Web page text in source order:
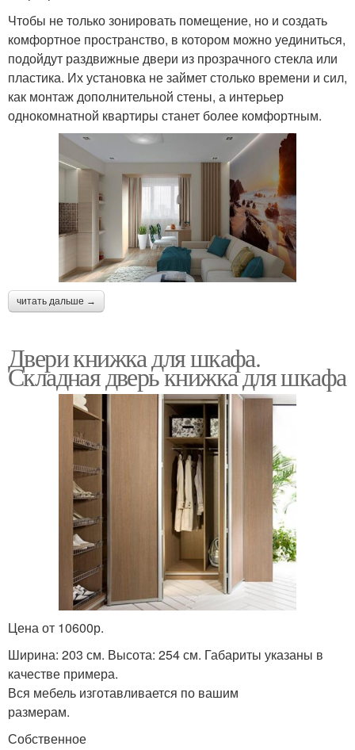
Чтобы не только зонировать помещение, но и создать
комфортное пространство, в котором можно уединиться,
подойдут раздвижные двери из прозрачного стекла или
пластика. Их установка не займет столько времени и сил,
как монтаж дополнительной стены, а интерьер
однокомнатной квартиры станет более комфортным.
читать дальше →
Двери книжка для шкафа.
Складная дверь книжка для шкафа
Цена от 10600р.
Ширина: 203 см. Высота: 254 см. Габариты указаны в
качестве примера.
Вся мебель изготавливается по вашим
размерам.
Собственное